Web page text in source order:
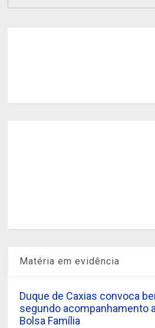
Matéria em evidência
Duque de Caxias convoca
segundo acompanhamento
Bolsa Família